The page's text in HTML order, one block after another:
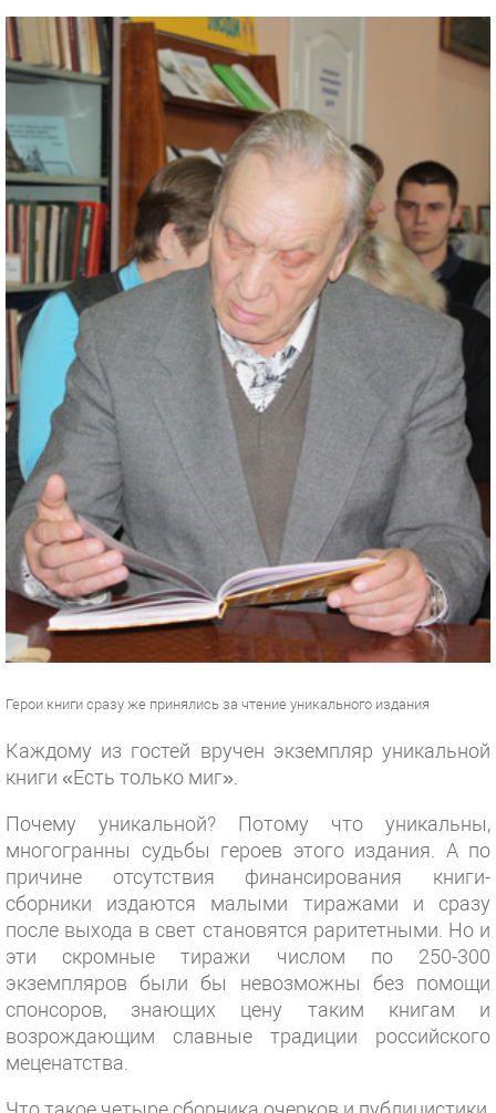
Герои книги сразу же принялись за чтение уникального издания
Каждому из гостей вручен экземпляр уникальной
книги «Есть только миг».
Почему уникальной? Потому что уникальны,
многогранны судьбы героев этого издания. А по
причине отсутствия финансирования книги-
сборники издаются малыми тиражами и сразу
после выхода в свет становятся раритетными. Но и
эти скромные тиражи числом по 250-300
экземпляров были бы невозможны без помощи
спонсоров, знающих цену таким книгам и
возрождающим славные традиции российского
меценатства.